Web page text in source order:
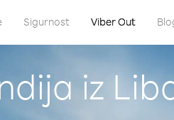
Sigurnost Viber Out
iz